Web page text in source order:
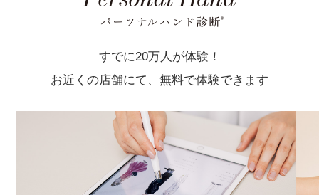
すでに20万人が体験！
お近くの店舗にて、無料で体験できます